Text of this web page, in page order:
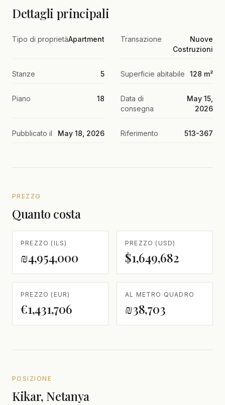
Dettagli principali
Tipo di proprietàApartment Transazione
Nuove
Costruzioni
Stanze 5 Superficie abitabile 128 m²
Piano 18
Data di
consegna
May 15,
2026
Pubblicato il May 18, 2026 Riferimento 513-367
PREZZO
Quanto costa
PREZZO (ILS)
₪4,954,000
PREZZO (USD)
$1,649,682
PREZZO (EUR)
€1,431,706
AL METRO QUADRO
₪38,703
POSIZIONE
Kikar, Netanya